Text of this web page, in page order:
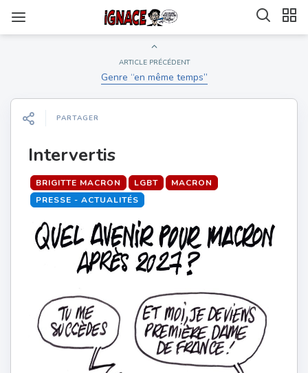
ARTICLE PRÉCÉDENT
Genre “en même temps”
PARTAGER
Intervertis
BRIGITTE MACRON LGBT
MACRON
PRESSE - ACTUALITÉS